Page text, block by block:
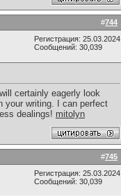
#744
Регистрация: 25.03.2024
Сообщений: 30,039
certainly eagerly look
your writing. I can perfect
dealings! mitolyn
#745
Регистрация: 25.03.2024
Сообщений: 30,039